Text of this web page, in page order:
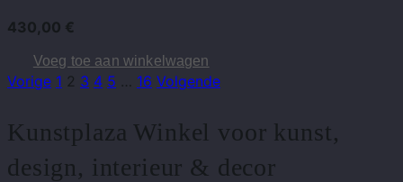
430,00 €
Voeg toe aan winkelwagen
Vorige 1 2 3 4 5 … 16 Volgende
Kunstplaza Winkel voor kunst,
design, interieur & decor